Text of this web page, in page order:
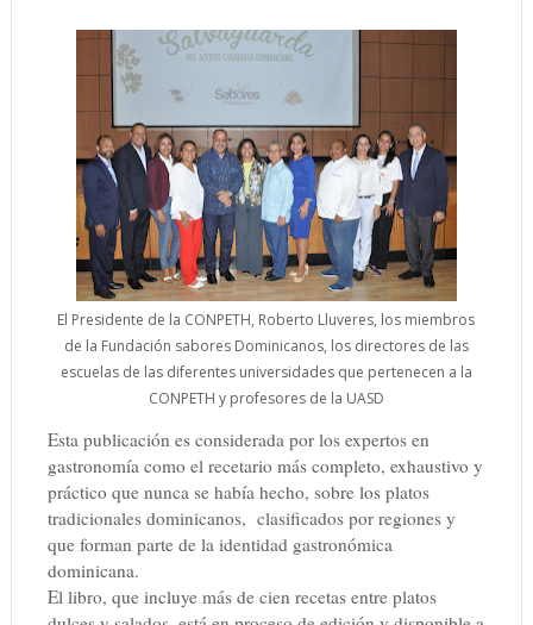
El Presidente de la CONPETH, Roberto Lluveres, los miembros
de la Fundación sabores Dominicanos, los directores de las
escuelas de las diferentes universidades que pertenecen a la
CONPETH y profesores de la UASD
Esta publicación es considerada por los expertos en
gastronomía como el recetario más completo, exhaustivo y
práctico que nunca se había hecho, sobre los platos
tradicionales dominicanos, clasificados por regiones y
que forman parte de la identidad gastronómica
dominicana.
El libro, que incluye más de cien recetas entre platos